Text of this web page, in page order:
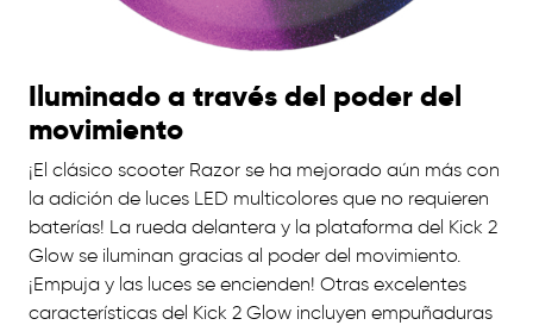
Iluminado a través del poder del
movimiento
¡El clásico scooter Razor se ha mejorado aún más con
la adición de luces LED multicolores que no requieren
baterías! La rueda delantera y la plataforma del Kick 2
Glow se iluminan gracias al poder del movimiento.
¡Empuja y las luces se encienden! Otras excelentes
características del Kick 2 Glow incluyen empuñaduras